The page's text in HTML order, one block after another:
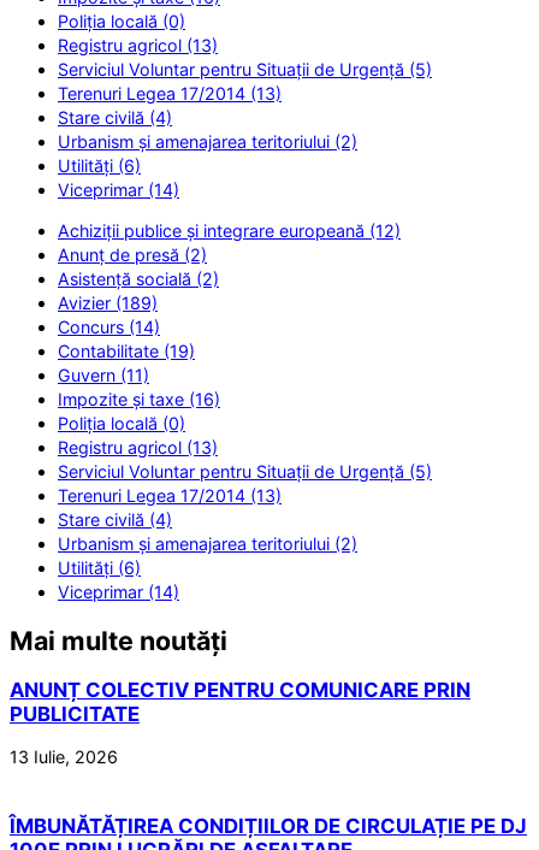
Poliția locală (0)
Registru agricol (13)
Serviciul Voluntar pentru Situații de Urgență (5)
Terenuri Legea 17/2014 (13)
Stare civilă (4)
Urbanism și amenajarea teritoriului (2)
Utilități (6)
Viceprimar (14)
Achiziții publice și integrare europeană (12)
Anunț de presă (2)
Asistență socială (2)
Avizier (189)
Concurs (14)
Contabilitate (19)
Guvern (11)
Impozite și taxe (16)
Poliția locală (0)
Registru agricol (13)
Serviciul Voluntar pentru Situații de Urgență (5)
Terenuri Legea 17/2014 (13)
Stare civilă (4)
Urbanism și amenajarea teritoriului (2)
Utilități (6)
Viceprimar (14)
Mai multe noutăți
ANUNȚ COLECTIV PENTRU COMUNICARE PRIN
PUBLICITATE
13 Iulie, 2026
ÎMBUNĂTĂȚIREA CONDIȚIILOR DE CIRCULAȚIE PE DJ